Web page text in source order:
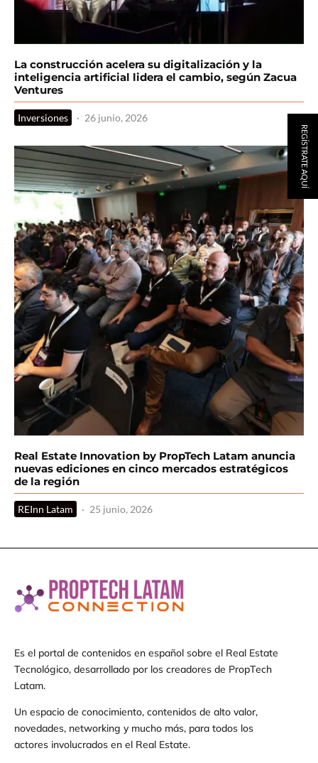
La construcción acelera su digitalización y la
inteligencia artificial lidera el cambio, según Zacua
Ventures
Inversiones · 26 junio, 2026
Real Estate Innovation by PropTech Latam anuncia
nuevas ediciones en cinco mercados estratégicos
de la región
REInn Latam · 25 junio, 2026
Es el portal de contenidos en español sobre el Real Estate
Tecnológico, desarrollado por los creadores de PropTech
Latam.
Un espacio de conocimiento, contenidos de alto valor,
novedades, networking y mucho más, para todos los
actores involucrados en el Real Estate.
REGÍSTRATE AQUÍ